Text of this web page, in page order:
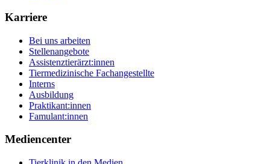
Karriere
Bei uns arbeiten
Stellenangebote
Assistenztierärzt:innen
Tiermedizinische Fachangestellte
Interns
Ausbildung
Praktikant:innen
Famulant:innen
Mediencenter